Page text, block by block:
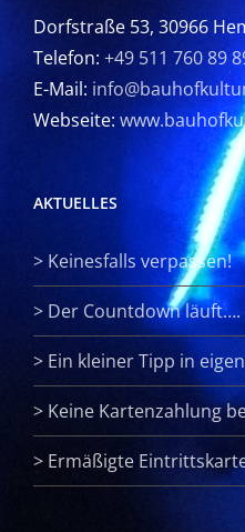
Dorfstraße 53, 30966
Telefon: +49 511 760 89
E-Mail:
Webseite:
AKTUELLES
> Keinesfalls verpassen!
> Der Countdown läuft….
> Ein kleiner Tipp in
> Keine Kartenzahlung
> Ermäßigte